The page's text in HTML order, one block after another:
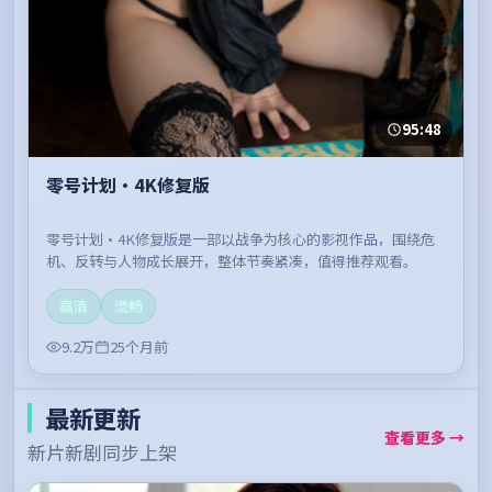
95:48
零号计划·4K修复版
零号计划·4K修复版是一部以战争为核心的影视作品，围绕危
机、反转与人物成长展开，整体节奏紧凑，值得推荐观看。
高清
流畅
9.2万
25个月前
最新更新
新片新剧同步上架
查看更多 →